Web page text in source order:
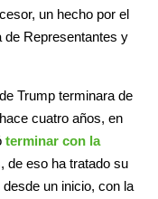
un hecho por el
de Representantes y
terminara de
cuatro años, en
terminar con la
de eso ha tratado su
un inicio, con la